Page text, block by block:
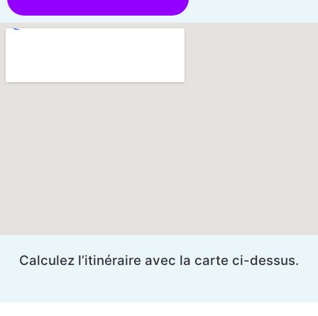
Calculez l’itinéraire avec la carte ci-dessus.